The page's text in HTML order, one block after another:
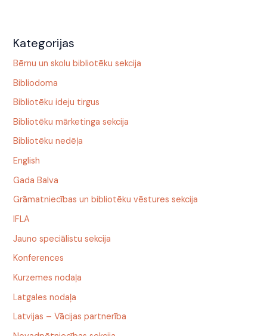
Kategorijas
Bērnu un skolu bibliotēku sekcija
Bibliodoma
Bibliotēku ideju tirgus
Bibliotēku mārketinga sekcija
Bibliotēku nedēļa
English
Gada Balva
Grāmatniecības un bibliotēku vēstures sekcija
IFLA
Jauno speciālistu sekcija
Konferences
Kurzemes nodaļa
Latgales nodaļa
Latvijas – Vācijas partnerība